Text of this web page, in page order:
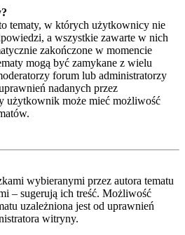
tematy, w których użytkownicy nie
a wszystkie zawarte w nich
zakończone w momencie
mogą być zamykane z wielu
forum lub administratorzy
nadanych przez
użytkownik może mieć możliwość
wybieranymi przez autora tematu
– sugerują ich treść. Możliwość
uzależniona jest od uprawnień
witryny.